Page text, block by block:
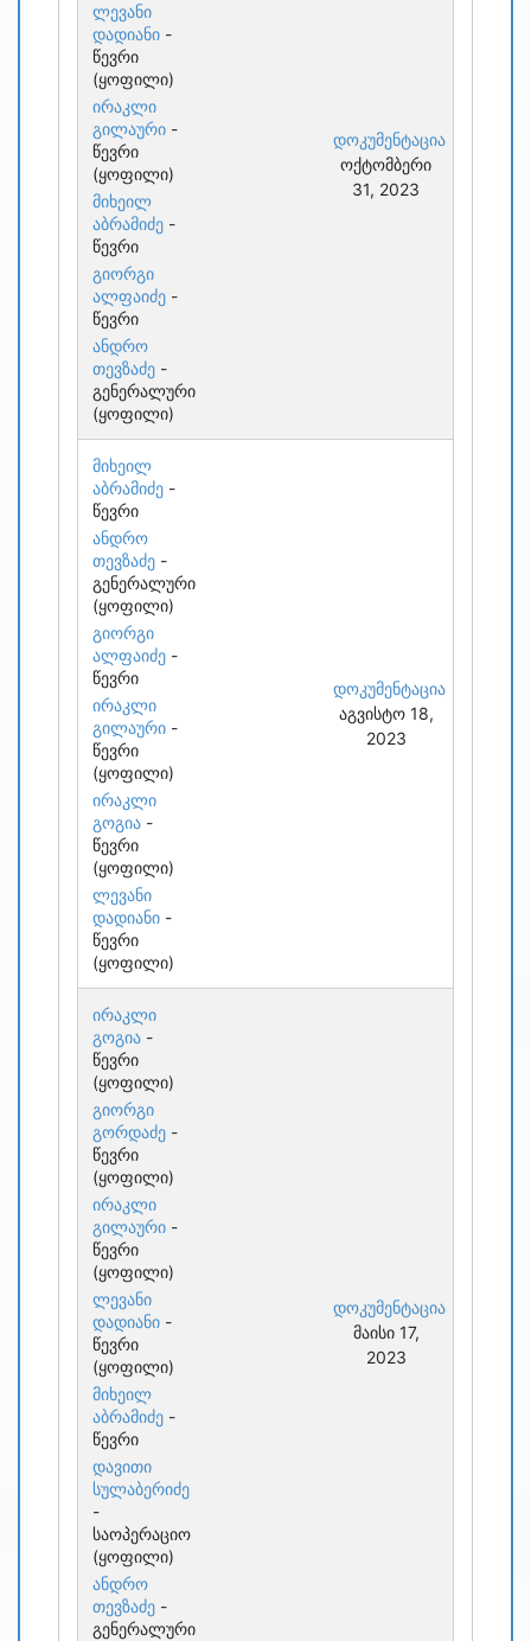
ლევანი
დადიანი -
წევრი
(ყოფილი)
ირაკლი
გილაური -
წევრი
(ყოფილი)
მიხეილ
აბრამიძე -
წევრი
გიორგი
ალფაიძე -
წევრი
ანდრო
თევზაძე -
გენერალური
(ყოფილი)
დოკუმენტაცია
ოქტომბერი
31, 2023
მიხეილ
აბრამიძე -
წევრი
ანდრო
თევზაძე -
გენერალური
(ყოფილი)
გიორგი
ალფაიძე -
წევრი
ირაკლი
გილაური -
წევრი
(ყოფილი)
ირაკლი
გოგია -
წევრი
(ყოფილი)
ლევანი
დადიანი -
წევრი
(ყოფილი)
დოკუმენტაცია
აგვისტო 18,
2023
ირაკლი
გოგია -
წევრი
(ყოფილი)
გიორგი
გორდაძე -
წევრი
(ყოფილი)
ირაკლი
გილაური -
წევრი
(ყოფილი)
ლევანი
დადიანი -
წევრი
(ყოფილი)
მიხეილ
აბრამიძე -
წევრი
დავითი
სულაბერიძე
-
საოპერაციო
(ყოფილი)
ანდრო
თევზაძე -
გენერალური
დოკუმენტაცია
მაისი 17,
2023